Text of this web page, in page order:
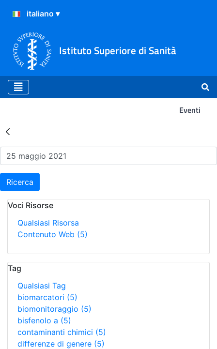
Istituto Superiore di Sanità
Eventi
Risultati della Ricerca -
Ricerca
Voci Risorse
Qualsiasi Risorsa
Contenuto Web (5)
Tag
Qualsiasi Tag
biomarcatori (5)
biomonitoraggio (5)
bisfenolo a (5)
contaminanti chimici (5)
differenze di genere (5)